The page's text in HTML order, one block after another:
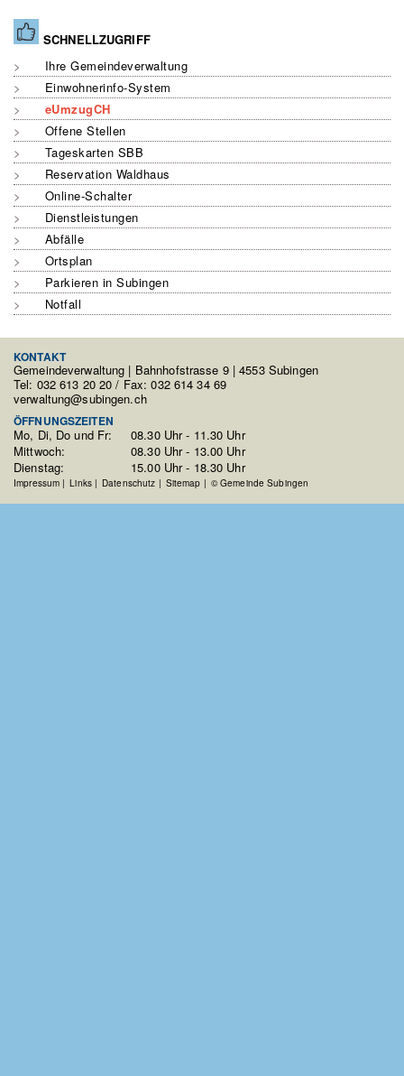
SCHNELLZUGRIFF
Ihre Gemeindeverwaltung
Einwohnerinfo-System
eUmzugCH
Offene Stellen
Tageskarten SBB
Reservation Waldhaus
Online-Schalter
Dienstleistungen
Abfälle
Ortsplan
Parkieren in Subingen
Notfall
KONTAKT
Gemeindeverwaltung | Bahnhofstrasse 9 | 4553 Subingen
Tel: 032 613 20 20 / Fax: 032 614 34 69
verwaltung@subingen.ch
ÖFFNUNGSZEITEN
Mo, Di, Do und Fr:
08.30 Uhr - 11.30 Uhr
Mittwoch:
08.30 Uhr - 13.00 Uhr
Dienstag:
15.00 Uhr - 18.30 Uhr
Impressum Links Datenschutz Sitemap © Gemeinde Subingen